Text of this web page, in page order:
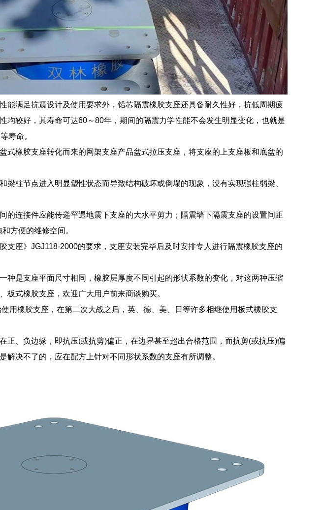
能满足抗震设计及使用要求外，铅芯隔震橡胶支座还具备耐久性好，抗低周期疲
均较好，其寿命可达60～80年，期间的隔震力学性能不会发生明显变化，也就是
寿命。
式橡胶支座转化而来的网架支座产品盆式拉压支座，将支座的上支座板和底盆的
梁柱节点进入明显塑性状态而导致结构破坏或倒塌的现象，没有实现强柱弱梁、
的连接件应能传递罕遇地震下支座的大水平剪力；隔震墙下隔震支座的设置间距
方便的维修空间。
支座》JGJ118-2000的要求，支座安装完毕后及时安排专人进行隔震橡胶支座的
种是支座平面尺寸相同，橡胶层厚度不同引起的形状系数的变化，对这两种压缩
板式橡胶支座，欢迎广大用户前来商谈购买。
用橡胶支座，在第二次大战之后，英、德、美、日等许多相继使用板式橡胶支
正、负边缘，即抗压(或抗剪)偏正，在边界甚至超出合格范围，而抗剪(或抗压)偏
决不了的，应在配方上针对不同形状系数的支座有所调整。